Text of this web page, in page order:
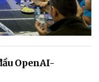
OpenAI-